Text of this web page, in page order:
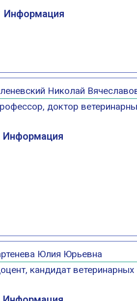
Информация
Николай
доктор
Информация
Юлия Юрьевна
кандидат ветеринарных